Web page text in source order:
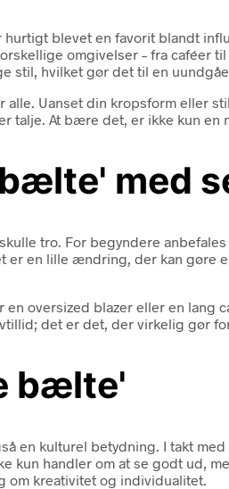
blevet en favorit blandt
omgivelser – fra caféer
stil, hvilket gør det til en
Uanset din kropsform eller
talje. At bære det, er ikke kun
med
tro. For begyndere
en lille ændring, der kan gøre
oversized blazer eller en
det er det, der virkelig gør
bælte'
en kulturel betydning. I takt
handler om at se godt ud,
kreativitet og individualitet.